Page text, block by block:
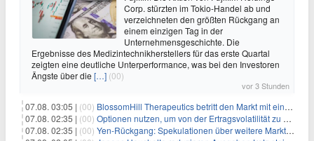
Corp. stürzten im Tokio-Handel ab und
verzeichneten den größten Rückgang an
einem einzigen Tag in der
Unternehmensgeschichte. Die
Ergebnisse des Medizintechnikherstellers für das erste Quartal
zeigten eine deutliche Unterperformance, was bei den Investoren
Ängste über die […] (00)
vor 3 Stunden
07.08. 03:05 | (00) BlossomHill Therapeutics betritt den Markt mit einem IPO-Boost von 150 Millionen Dollar
07.08. 02:35 | (00) Optionen nutzen, um von der Ertragsvolatilität zu profitieren
07.08. 02:35 | (00) Yen-Rückgang: Spekulationen über weitere Marktinterventionen nehmen zu